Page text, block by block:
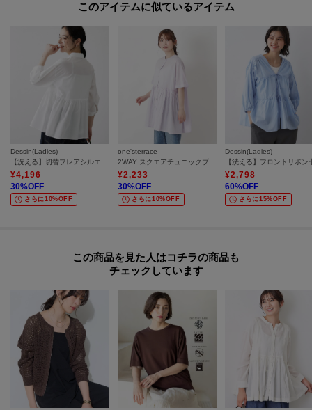
このアイテムに似ているアイテム
Dessin(Ladies)
¥4,196
30%OFF
さらに10%OFF
one'sterrace
¥2,233
30%OFF
さらに10%OFF
Dessin(Ladies)
¥2,798
60%OFF
さらに15%OFF
この商品を見た人はコチラの商品も
チェックしています